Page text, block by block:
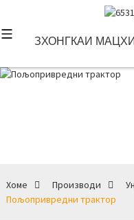
ЗХОНГКАИ
Хоме Производи
Пољопривредни трактор